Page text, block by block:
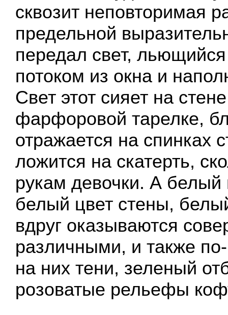
сквозит неповторимая
предельной
передал свет,
потоком из окна и
Свет этот сияет на
фарфоровой тарелке,
отражается на спинках
ложится на скатерть,
рукам девочки. А белый
белый цвет стены,
вдруг оказываются
различными, и также
на них тени, зеленый
розоватые рельефы